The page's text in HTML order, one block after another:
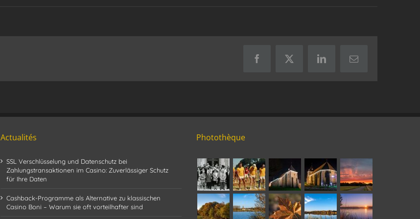
FacebookX LinkedInEmail
Actualités
SSL Verschlüsselung und Datenschutz bei
Zahlungstransaktionen im Casino: Zuverlässiger Schutz
für Ihre Daten
Cashback-Programme als Alternative zu klassischen
Casino Boni – Warum sie oft vorteilhafter sind
Photothèque